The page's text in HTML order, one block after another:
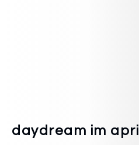
daydream im april